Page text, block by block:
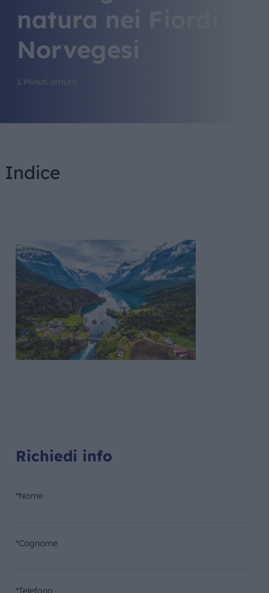
natura nei Fiordi
Norvegesi
1 Minuti lettura
Indice
Richiedi info
*Nome
*Cognome
*Telefono